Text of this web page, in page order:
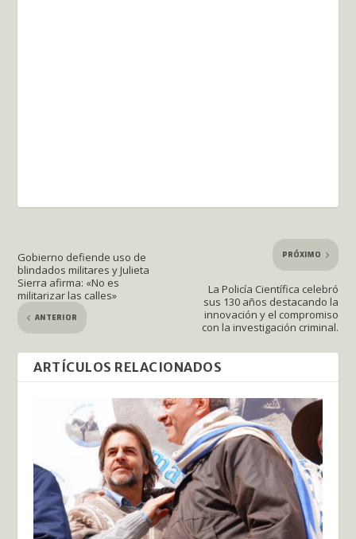
Gobierno defiende uso de
blindados militares y Julieta
Sierra afirma: «No es
militarizar las calles»
ANTERIOR
PRÓXIMO
La Policía Científica celebró
sus 130 años destacando la
innovación y el compromiso
con la investigación criminal.
ARTÍCULOS RELACIONADOS